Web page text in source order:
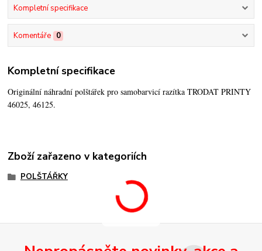
Kompletní specifikace
Komentáře 0
Kompletní specifikace
Originální náhradní polštářek pro samobarvicí razítka TRODAT PRINTY
46025, 46125.
Zboží zařazeno v kategoriích
POLŠTÁŘKY